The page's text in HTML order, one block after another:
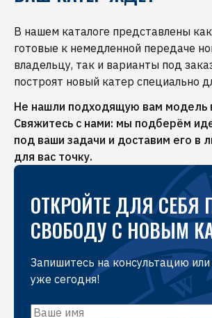
желанию организуем тест‑драйв
— вы сможете оценить
комфорт и оснащение выбранной
помогут подобрать модель
задачи: для семейных прогулок,
спорта, рыбалки или
желанию организуем тест‑драйв
комфорт и оснащение выбранной
В нашем каталоге представлены
готовые к немедленной передаче
владельцу, так и варианты под
построят новый катер специально
Не нашли подходящую вам модель
Свяжитесь с нами: мы подберём
под ваши задачи и доставим его в
для вас точку.
ОТКРОЙТЕ ДЛЯ СЕБЯ
СВОБОДУ С НОВЫМ
Запишитесь на консультацию или
уже сегодня!